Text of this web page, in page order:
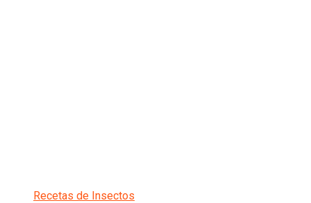
Recetas de Insectos